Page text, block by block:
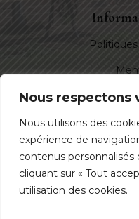
Nous respectons
Nous utilisons des
expérience de
contenus personnalisés
cliquant sur « Tout
utilisation des cookies.